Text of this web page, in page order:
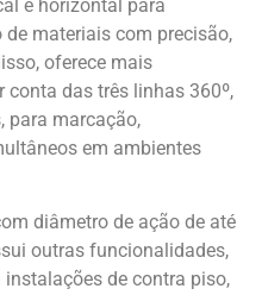
e horizontal para
materiais com precisão,
oferece mais
das três linhas 360º,
para marcação,
em ambientes
diâmetro de ação de até
outras funcionalidades,
de contra piso,